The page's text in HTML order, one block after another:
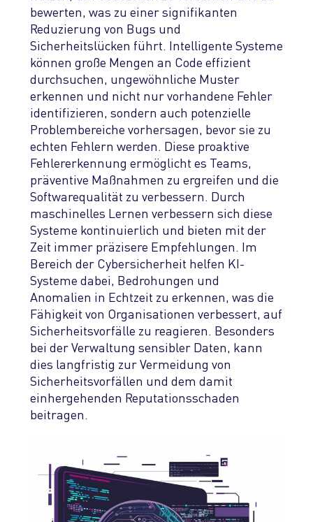
bewerten, was zu einer signifikanten
Reduzierung von Bugs und
Sicherheitslücken führt. Intelligente Systeme
können große Mengen an Code effizient
durchsuchen, ungewöhnliche Muster
erkennen und nicht nur vorhandene Fehler
identifizieren, sondern auch potenzielle
Problembereiche vorhersagen, bevor sie zu
echten Fehlern werden. Diese proaktive
Fehlererkennung ermöglicht es Teams,
präventive Maßnahmen zu ergreifen und die
Softwarequalität zu verbessern. Durch
maschinelles Lernen verbessern sich diese
Systeme kontinuierlich und bieten mit der
Zeit immer präzisere Empfehlungen. Im
Bereich der Cybersicherheit helfen KI-
Systeme dabei, Bedrohungen und
Anomalien in Echtzeit zu erkennen, was die
Fähigkeit von Organisationen verbessert, auf
Sicherheitsvorfälle zu reagieren. Besonders
bei der Verwaltung sensibler Daten, kann
dies langfristig zur Vermeidung von
Sicherheitsvorfällen und dem damit
einhergehenden Reputationsschaden
beitragen.